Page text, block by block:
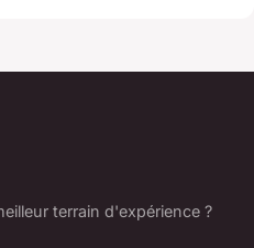
terrain d'expérience ?